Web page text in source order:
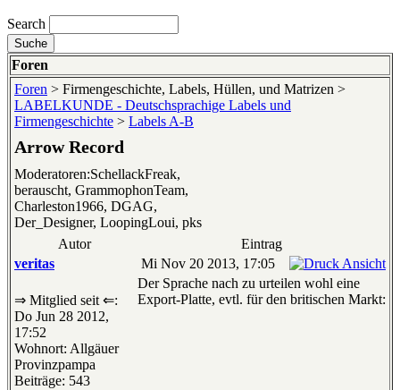
Search
Foren
Foren > Firmengeschichte, Labels, Hüllen, und Matrizen >
LABELKUNDE - Deutschsprachige Labels und
Firmengeschichte > Labels A-B
Arrow Record
Moderatoren:SchellackFreak,
berauscht, GrammophonTeam,
Charleston1966, DGAG,
Der_Designer, LoopingLoui, pks
Autor
Eintrag
veritas
Mi Nov 20 2013, 17:05
⇒ Mitglied seit ⇐:
Do Jun 28 2012,
17:52
Wohnort: Allgäuer
Provinzpampa
Beiträge: 543
Der Sprache nach zu urteilen wohl eine
Export-Platte, evtl. für den britischen Markt: